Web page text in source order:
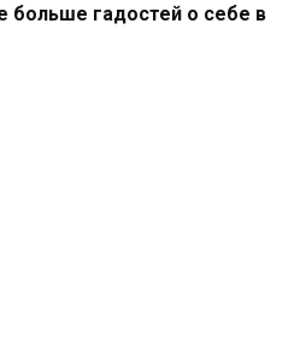
больше гадостей о себе в